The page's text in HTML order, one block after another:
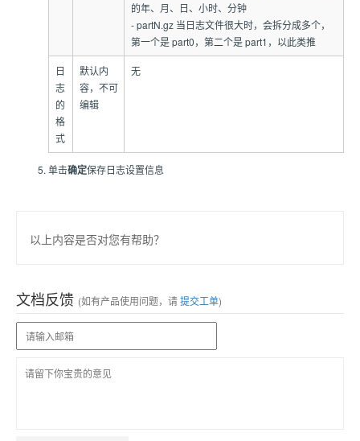
的年、月、日、小时、分钟
- partN.gz 当日志文件很大时，会拆分成多个，
第一个是 part0，第二个是 part1，以此类推
日
志
的
格
式
默认内
容，不可
编辑
无
单击确定保存日志设置信息
以上内容是否对您有帮助？
文档反馈 (如有产品使用问题，请提交工单)